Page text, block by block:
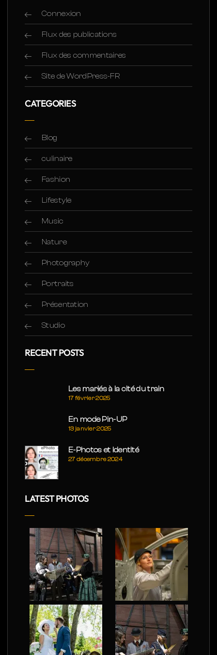
Connexion
Flux des publications
Flux des commentaires
Site de WordPress-FR
CATEGORIES
Blog
culinaire
Fashion
Lifestyle
Music
Nature
Photography
Portraits
Présentation
Studio
RECENT POSTS
Les mariés à la cité du train
17 février 2025
En mode Pin-UP
13 janvier 2025
E-Photos et Identité
27 décembre 2024
LATEST PHOTOS